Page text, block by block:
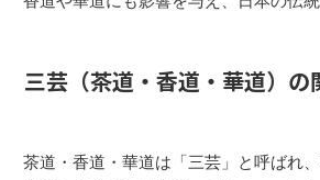
三芸（茶道・香道・華道）の
茶道・香道・華道は「三芸」と呼ばれ